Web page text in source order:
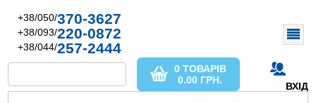
+38/050/370-3627
+38/093/220-0872
+38/044/257-2444
ВХІД
0 ТОВАРІВ
0.00 ГРН.